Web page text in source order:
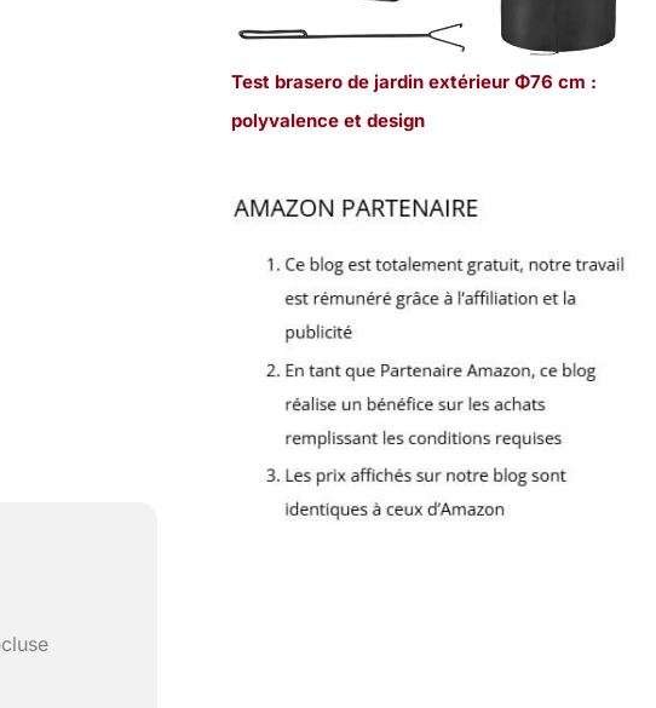
Test brasero de jardin extérieur Φ76 cm :
polyvalence et design